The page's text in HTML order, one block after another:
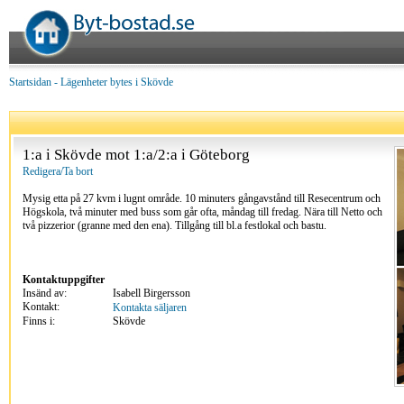
Startsidan - Lägenheter bytes i Skövde
1:a i Skövde mot 1:a/2:a i Göteborg
Redigera/Ta bort
Mysig etta på 27 kvm i lugnt område. 10 minuters gångavstånd till Resecentrum och
Högskola, två minuter med buss som går ofta, måndag till fredag. Nära till Netto och
två pizzerior (granne med den ena). Tillgång till bl.a festlokal och bastu.
Kontaktuppgifter
Insänd av:
Isabell Birgersson
Kontakt:
Kontakta säljaren
Finns i:
Skövde